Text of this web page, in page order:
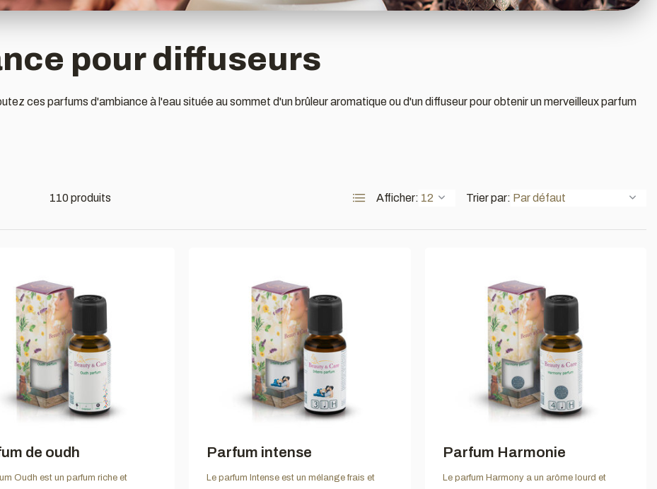
pour diffuseurs
ces parfums d'ambiance à l'eau située au sommet d'un brûleur aromatique ou d'un diffuseur pour obtenir un merveilleux parfum
110 produits Afficher: Trier par:
de oudh
Oudh est un parfum riche et
Parfum intense
Le parfum Intense est un mélange frais et
Parfum Harmonie
Le parfum Harmony a un arôme lourd et